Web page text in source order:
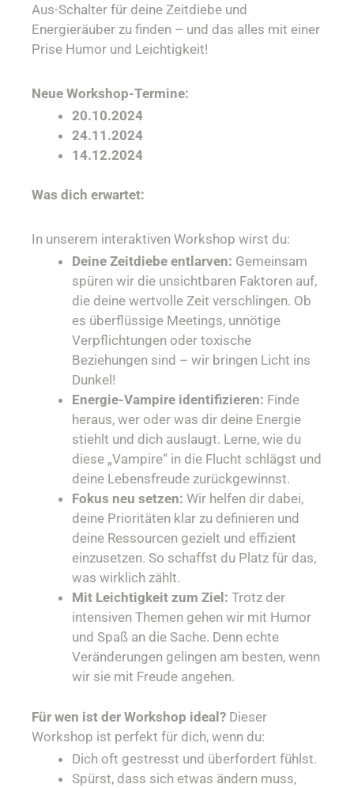
Aus-Schalter für deine Zeitdiebe und
Energieräuber zu finden – und das alles mit einer
Prise Humor und Leichtigkeit!
Neue Workshop-Termine:
20.10.2024
24.11.2024
14.12.2024
Was dich erwartet:
In unserem interaktiven Workshop wirst du:
Deine Zeitdiebe entlarven: Gemeinsam
spüren wir die unsichtbaren Faktoren auf,
die deine wertvolle Zeit verschlingen. Ob
es überflüssige Meetings, unnötige
Verpflichtungen oder toxische
Beziehungen sind – wir bringen Licht ins
Dunkel!
Energie-Vampire identifizieren: Finde
heraus, wer oder was dir deine Energie
stiehlt und dich auslaugt. Lerne, wie du
diese „Vampire“ in die Flucht schlägst und
deine Lebensfreude zurückgewinnst.
Fokus neu setzen: Wir helfen dir dabei,
deine Prioritäten klar zu definieren und
deine Ressourcen gezielt und effizient
einzusetzen. So schaffst du Platz für das,
was wirklich zählt.
Mit Leichtigkeit zum Ziel: Trotz der
intensiven Themen gehen wir mit Humor
und Spaß an die Sache. Denn echte
Veränderungen gelingen am besten, wenn
wir sie mit Freude angehen.
Für wen ist der Workshop ideal? Dieser
Workshop ist perfekt für dich, wenn du:
Dich oft gestresst und überfordert fühlst.
Spürst, dass sich etwas ändern muss,